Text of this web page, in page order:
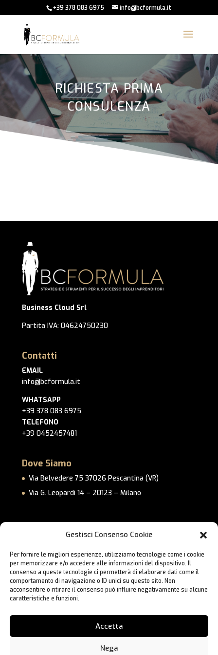
Gestisci Consenso Cookie
Per fornire le migliori esperienze, utilizziamo tecnologie come i cookie
per memorizzare e/o accedere alle informazioni del dispositivo. Il
consenso a queste tecnologie ci permetterà di elaborare dati come il
comportamento di navigazione o ID unici su questo sito. Non
acconsentire o ritirare il consenso può influire negativamente su alcune
caratteristiche e funzioni.
Accetta
Nega
+39 378 083 6975 info@bcformula.it
RICHIESTA PRIMA
CONSULENZA
Business Cloud Srl
Partita IVA: 04624750230
Contatti
EMAIL
info@bcformula.it
WHATSAPP
+39 378 083 6975
TELEFONO
+39 0452457481
Dove Siamo
Via Belvedere 75 37026 Pescantina (VR)
Via G. Leopardi 14 – 20123 – Milano
Cookie Policy
Lavora con Noi
Contatti